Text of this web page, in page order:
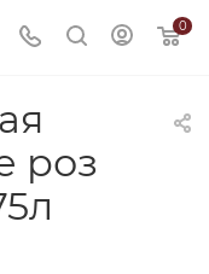
0
роз